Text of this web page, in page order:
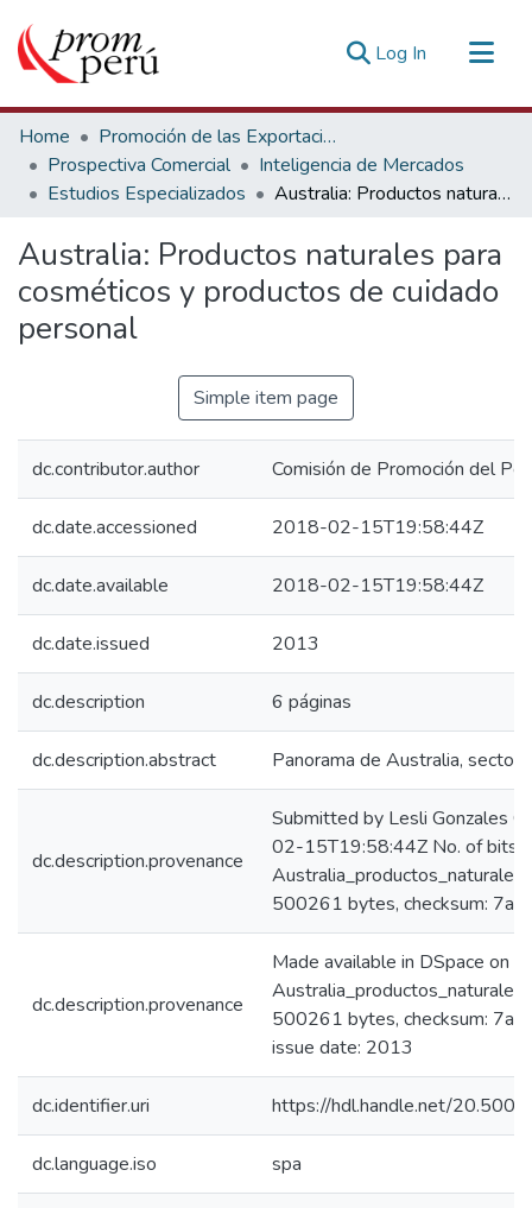
Log In (current)
Communities & Collections
All of DSpace
Statistics
Home
Promoción de las Exportaciones
Prospectiva Comercial
Inteligencia de Mercados
Estudios Especializados
Australia: Productos naturales para cosméticos y productos de cuidado personal
Australia: Productos naturales para
cosméticos y productos de cuidado
personal
Simple item page
dc.contributor.author Comisión de Promoción del
dc.date.accessioned 2018-02-15T19:58:44Z
dc.date.available 2018-02-15T19:58:44Z
dc.date.issued 2013
dc.description 6 páginas
dc.description.abstract Panorama de Australia, sector
dc.description.provenance
Submitted by Lesli Gonzales
02-15T19:58:44Z No. of
500261 bytes, checksum:
dc.description.provenance
Made available in DSpace on
500261 bytes, checksum:
issue date: 2013
dc.identifier.uri https://hdl.handle.net/
dc.language.iso spa